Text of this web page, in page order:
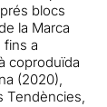
blocs
la Marca
fins a
coproduïda
(2020),
Tendències,